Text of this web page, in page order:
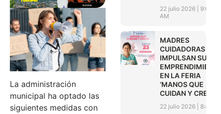
La administración
municipal ha optado las
siguientes medidas con
22 julio 2026
9:01
AM
MADRES
CUIDADORAS
IMPULSAN SUS
EN LA FERIA
‘MANOS QUE
CUIDAN Y CREAN’
22 julio 2026 8:45